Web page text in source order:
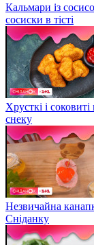
Кальмари із
сосиски в тісті
Хрусткі і
снеку
Незвичайна
Сніданку